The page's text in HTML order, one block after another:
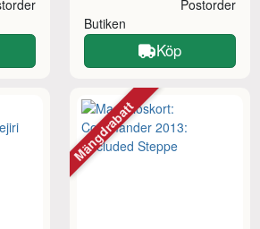
Butiken
Postorder
Köp
Mängdrabatt